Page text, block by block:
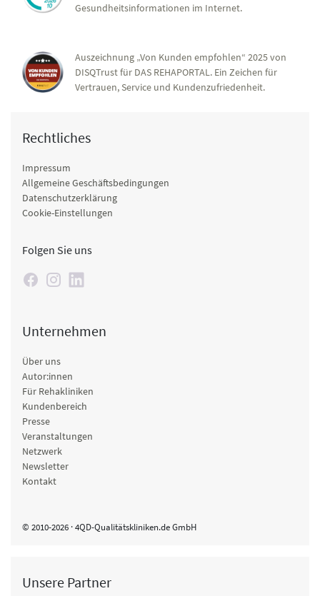
Gesundheitsinformationen im Internet.
Auszeichnung „Von Kunden empfohlen“ 2025 von
DISQTrust für DAS REHAPORTAL. Ein Zeichen für
Vertrauen, Service und Kundenzufriedenheit.
Rechtliches
Impressum
Allgemeine Geschäftsbedingungen
Datenschutzerklärung
Cookie-Einstellungen
Folgen Sie uns
Unternehmen
Über uns
Autor:innen
Für Rehakliniken
Kundenbereich
Presse
Veranstaltungen
Netzwerk
Newsletter
Kontakt
© 2010-2026 · 4QD-Qualitätskliniken.de GmbH
Unsere Partner